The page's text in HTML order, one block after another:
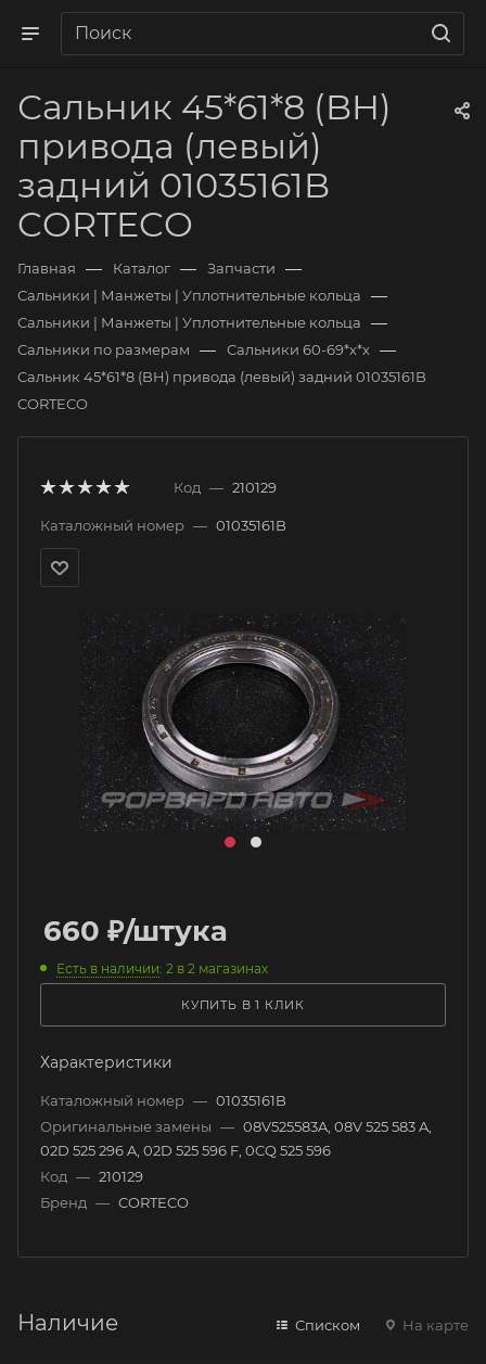
Сальник 45*61*8 (BH)
привода (левый)
задний 01035161B
CORTECO
Главная — Каталог — Запчасти —
Сальники | Манжеты | Уплотнительные кольца —
Сальники | Манжеты | Уплотнительные кольца —
Сальники по размерам — Сальники 60-69*х*х —
Сальник 45*61*8 (BH) привода (левый) задний 01035161B
CORTECO
Код — 210129
Каталожный номер — 01035161B
660 ₽/штука
Есть в наличии: 2 в 2 магазинах
КУПИТЬ В 1 КЛИК
Характеристики
Каталожный номер — 01035161B
Оригинальные замены — 08V525583A, 08V 525 583 A,
02D 525 296 A, 02D 525 596 F, 0CQ 525 596
Код — 210129
Бренд — CORTECO
Наличие Списком На карте